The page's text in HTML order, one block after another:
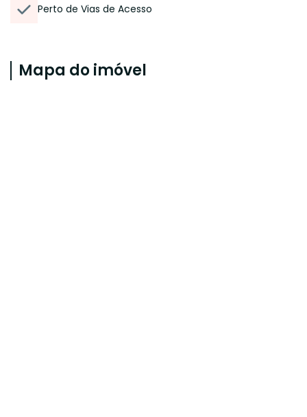
Perto de Vias de Acesso
Mapa do imóvel